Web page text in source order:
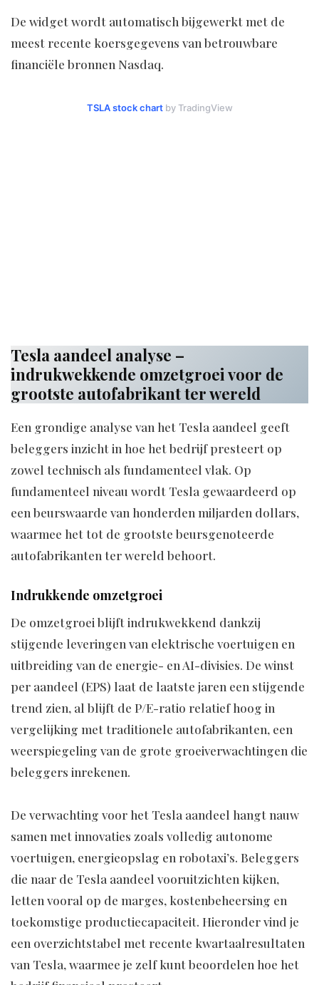
De widget wordt automatisch bijgewerkt met de
meest recente koersgegevens van betrouwbare
financiële bronnen Nasdaq.
TSLA stock chartby TradingView
Tesla aandeel analyse –
indrukwekkende omzetgroei voor de
grootste autofabrikant ter wereld
Een grondige analyse van het Tesla aandeel geeft
beleggers inzicht in hoe het bedrijf presteert op
zowel technisch als fundamenteel vlak. Op
fundamenteel niveau wordt Tesla gewaardeerd op
een beurswaarde van honderden miljarden dollars,
waarmee het tot de grootste beursgenoteerde
autofabrikanten ter wereld behoort.
Indrukkende omzetgroei
De omzetgroei blijft indrukwekkend dankzij
stijgende leveringen van elektrische voertuigen en
uitbreiding van de energie- en AI-divisies. De winst
per aandeel (EPS) laat de laatste jaren een stijgende
trend zien, al blijft de P/E-ratio relatief hoog in
vergelijking met traditionele autofabrikanten, een
weerspiegeling van de grote groeiverwachtingen die
beleggers inrekenen.
De verwachting voor het Tesla aandeel hangt nauw
samen met innovaties zoals volledig autonome
voertuigen, energieopslag en robotaxi’s. Beleggers
die naar de Tesla aandeel vooruitzichten kijken,
letten vooral op de marges, kostenbeheersing en
toekomstige productiecapaciteit. Hieronder vind je
een overzichtstabel met recente kwartaalresultaten
van Tesla, waarmee je zelf kunt beoordelen hoe het